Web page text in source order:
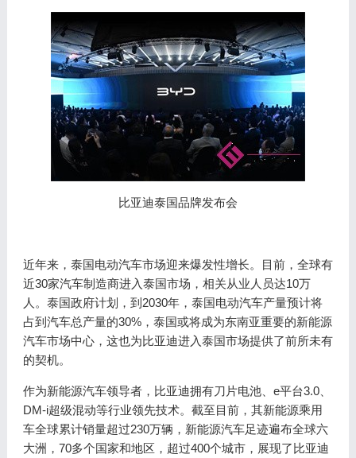
比亚迪泰国品牌发布会
近年来，泰国电动汽车市场迎来爆发性增长。目前，全球有
近30家汽车制造商进入泰国市场，相关从业人员达10万
人。泰国政府计划，到2030年，泰国电动汽车产量预计将
占到汽车总产量的30%，泰国或将成为东南亚重要的新能源
汽车市场中心，这也为比亚迪进入泰国市场提供了前所未有
的契机。
作为新能源汽车领导者，比亚迪拥有刀片电池、e平台3.0、
DM-i超级混动等行业领先技术。截至目前，其新能源乘用
车全球累计销量超过230万辆，新能源汽车足迹遍布全球六
大洲，70多个国家和地区，超过400个城市，展现了比亚迪